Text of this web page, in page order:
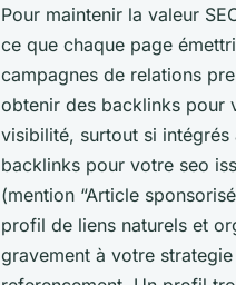
Pour maintenir la valeur
ce que chaque page
campagnes de relations
obtenir des backlinks pour
visibilité, surtout si
backlinks pour votre seo
(mention “Article
profil de liens naturels et
gravement à votre